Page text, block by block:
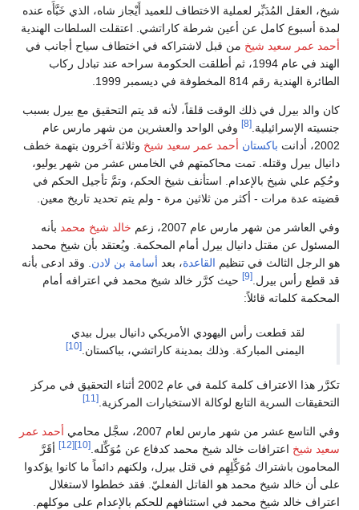
شيخ، العقل المُدَبِّر لعملية الاختطاف للعميد أَيْجاز شاه، الذي خَبَّأَه عنده
لمدة أسبوع كامل عن أعين شرطة كاراتشي. اعتقلت السلطات الهندية
أحمد عمر سعيد شيخ من قبل لاشتراكه في اختطاف سياح أجانب في
الهند في عام 1994، ثم أطلقت الحكومة سراحه عند تبادل ركاب
الطائرة الهندية رقم 814 المخطوفة في ديسمبر 1999.
كان والد بيرل في ذلك الوقت قلقاً، لأنه قد يتم التحقيق مع بيرل بسبب
جنسيته الإسرائيلية. [8]
وفي الواحد والعشرين من شهر مارس عام
2002، أدانت
باكستان أحمد عمر سعيد شيخ وثلاثة آخرون بتهمة خطف
دانيال بيرل وقتله. تمت محاكمتهم في الخامس عشر من شهر يوليو،
وحُكِم علي شيخ بالإعدام. استأنف شيخ الحكم، وتمَّ تأجيل الحكم في
قضيته عدة مرات - أكثر من ثلاثين مرة - ولم يتم تحديد تاريخ معين.
وفي العاشر من شهر مارس عام 2007، زعم خالد شيخ محمد بأنه
المسئول عن مقتل دانيال بيرل أمام المحكمة. ويُعتقد بأن شيخ محمد
هو الرجل الثالث في تنظيم القاعدة، بعد أسامة بن لادن . وقد ادعى بأنه
قد قطع رأس بيرل. [9]
حيث كرَّر خالد شيخ محمد في اعترافه أمام
المحكمة كلماته قائلاً:
لقد قطعت رأس اليهودي الأمريكي دانيال بيرل بيدي
اليمنى المباركة. وذلك بمدينة كاراتشي، بباكستان. [10]
تكرَّر هذا الاعتراف كلمة كلمة في عام 2002 أثناء التحقيق في مركز
التحقيقات السرية التابع لوكالة الاستخبارات المركزية. [11]
وفي التاسع عشر من شهر مارس لعام 2007، سجَّل محامي
أحمد عمر
سعيد شيخ اعترافات خالد شيخ محمد كدفاع عن مُوَكِّله. [10]
[12]
أقَرَّ
المحامون باشتراك مُوَكِّلِهِم في قتل بيرل، ولكنهم دائماً ما كانوا يؤكدوا
على أن خالد شيخ محمد هو القاتل الفعليّ. فقد خططوا لاستغلال
اعتراف خالد شيخ محمد في استئنافهم للحكم بالإعدام على موكلهم.